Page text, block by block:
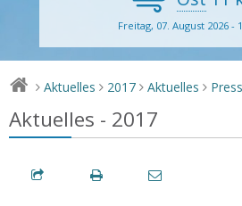
Freitag, 07. August 2026 -
> Aktuelles > 2017 > Aktuelles >
Aktuelles - 2017